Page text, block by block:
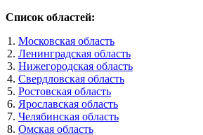
Список областей:
Московская область
Ленинградская область
Нижегородская область
Свердловская область
Ростовская область
Ярославская область
Челябинская область
Омская область